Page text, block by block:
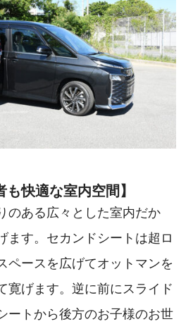
も快適な室内空間】
のある広々とした室内だか
ます。セカンドシートは超ロ
ペースを広げてオットマンを
寛げます。逆に前にスライド
ートから後方のお子様のお世